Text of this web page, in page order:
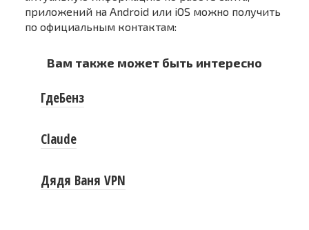
приложений на Android или iOS можно получить
по официальным контактам:
Вам также может быть интересно
ГдеБенз
Claude
Дядя Ваня VPN